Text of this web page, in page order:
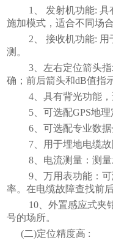
1、 发射机功能:
施加模式，适合不同场合
2、 接收机功能:
测。
3、左右定位箭头
确；前后箭头和dB值指
4、具有背光功能
5、可选配GPS地
6、可选配专业数
7、用于埋地电缆故
8、电流测量：测
9、万用表功能：
率。在电缆故障查找前
10、外置感应式夹
号的场所。
(二)定位精度高 :